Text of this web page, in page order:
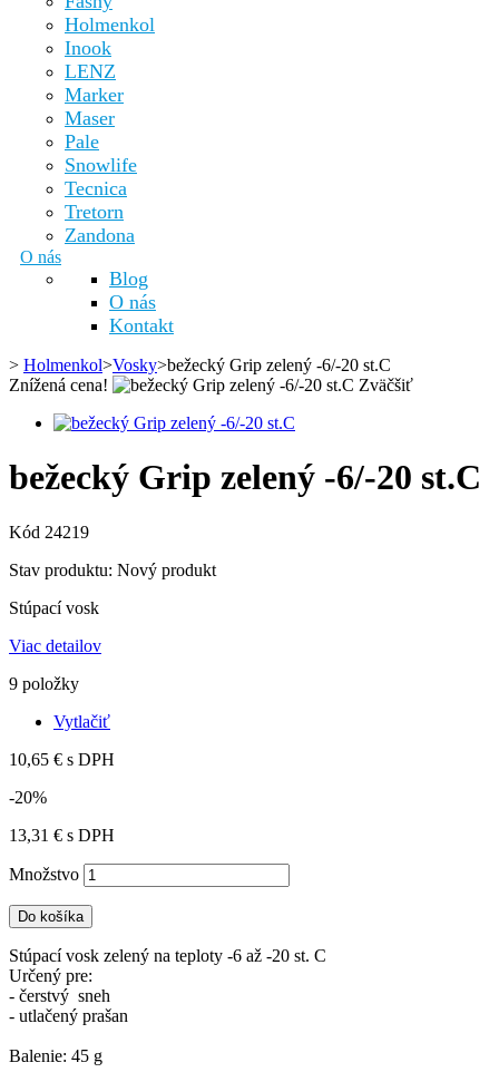
Holmenkol
Inook
LENZ
Marker
Maser
Pale
Snowlife
Tecnica
Tretorn
Zandona
O nás
Blog
O nás
Kontakt
> Holmenkol>Vosky>bežecký Grip zelený -6/-20 st.C
Znížená cena!
Zväčšiť
bežecký Grip zelený -6/-20 st.C
Kód 24219
Stav produktu: Nový produkt
Stúpací vosk
Viac detailov
9 položky
Vytlačiť
10,65 € s DPH
-20%
13,31 € s DPH
Množstvo
Do košíka
Stúpací vosk zelený na teploty -6 až -20 st. C
Určený pre:
- čerstvý sneh
- utlačený prašan
Balenie: 45 g